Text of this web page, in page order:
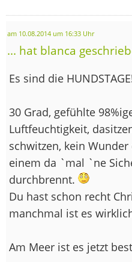
am 10.08.2014 um 16:33 Uhr
... hat blanca
Es sind die
30 Grad, gefühlte
Luftfeuchtigkeit,
schwitzen, kein Wunder
einem da `mal `ne
durchbrennt.
Du hast schon recht
manchmal ist es
Am Meer ist es jetzt